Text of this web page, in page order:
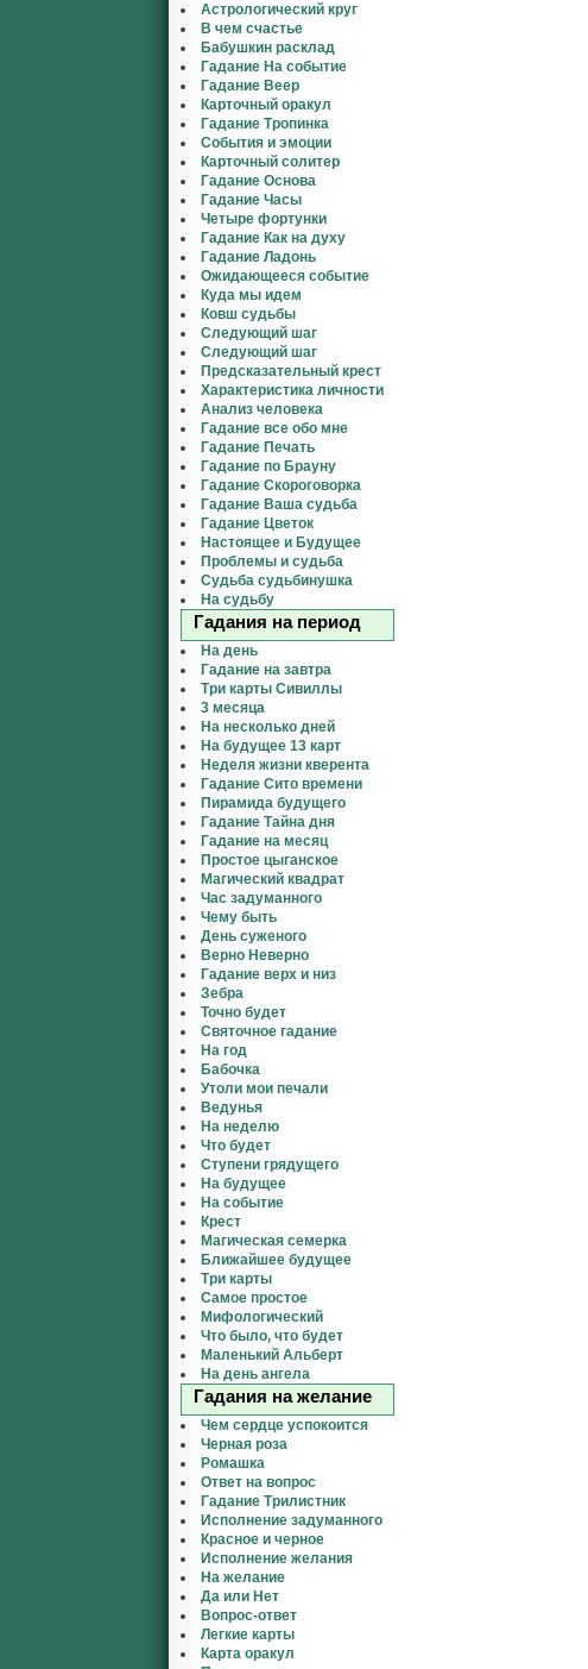
Астрологический круг
В чем счастье
Бабушкин расклад
Гадание На событие
Гадание Веер
Карточный оракул
Гадание Тропинка
События и эмоции
Карточный солитер
Гадание Основа
Гадание Часы
Четыре фортунки
Гадание Как на духу
Гадание Ладонь
Ожидающееся событие
Куда мы идем
Ковш судьбы
Следующий шаг
Следующий шаг
Предсказательный крест
Характеристика личности
Анализ человека
Гадание все обо мне
Гадание Печать
Гадание по Брауну
Гадание Скороговорка
Гадание Ваша судьба
Гадание Цветок
Настоящее и Будущее
Проблемы и судьба
Судьба судьбинушка
На судьбу
Гадания на период
На день
Гадание на завтра
Три карты Сивиллы
3 месяца
На несколько дней
На будущее 13 карт
Неделя жизни кверента
Гадание Сито времени
Пирамида будущего
Гадание Тайна дня
Гадание на месяц
Простое цыганское
Магический квадрат
Час задуманного
Чему быть
День суженого
Верно Неверно
Гадание верх и низ
Зебра
Точно будет
Святочное гадание
На год
Бабочка
Утоли мои печали
Ведунья
На неделю
Что будет
Ступени грядущего
На будущее
На событие
Крест
Магическая семерка
Ближайшее будущее
Три карты
Самое простое
Мифологический
Что было, что будет
Маленький Альберт
На день ангела
Гадания на желание
Чем сердце успокоится
Черная роза
Ромашка
Ответ на вопрос
Гадание Трилистник
Исполнение задуманного
Красное и черное
Исполнение желания
На желание
Да или Нет
Вопрос-ответ
Легкие карты
Карта оракул